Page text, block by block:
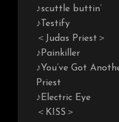
♪scuttle buttin’
♪Testify
＜Judas Priest＞
♪Painkiller
♪You’ve Got
Priest
♪Electric Eye
＜KISS＞